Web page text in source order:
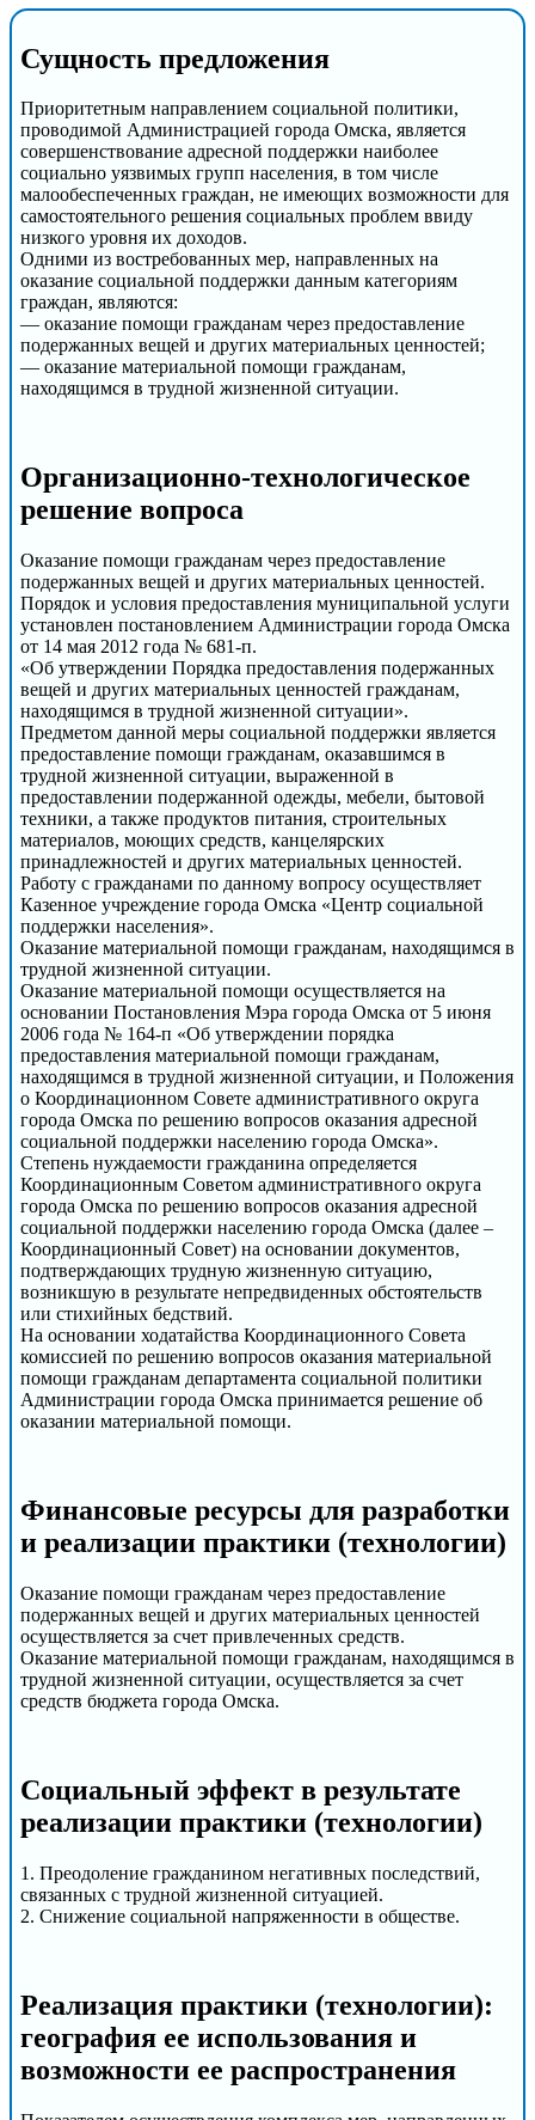
Сущность предложения
Приоритетным направлением социальной политики,
проводимой Администрацией города Омска, является
совершенствование адресной поддержки наиболее
социально уязвимых групп населения, в том числе
малообеспеченных граждан, не имеющих возможности для
самостоятельного решения социальных проблем ввиду
низкого уровня их доходов.
Одними из востребованных мер, направленных на
оказание социальной поддержки данным категориям
граждан, являются:
— оказание помощи гражданам через предоставление
подержанных вещей и других материальных ценностей;
— оказание материальной помощи гражданам,
находящимся в трудной жизненной ситуации.
Организационно-технологическое
решение вопроса
Оказание помощи гражданам через предоставление
подержанных вещей и других материальных ценностей.
Порядок и условия предоставления муниципальной услуги
установлен постановлением Администрации города Омска
от 14 мая 2012 года № 681-п.
«Об утверждении Порядка предоставления подержанных
вещей и других материальных ценностей гражданам,
находящимся в трудной жизненной ситуации».
Предметом данной меры социальной поддержки является
предоставление помощи гражданам, оказавшимся в
трудной жизненной ситуации, выраженной в
предоставлении подержанной одежды, мебели, бытовой
техники, а также продуктов питания, строительных
материалов, моющих средств, канцелярских
принадлежностей и других материальных ценностей.
Работу с гражданами по данному вопросу осуществляет
Казенное учреждение города Омска «Центр социальной
поддержки населения».
Оказание материальной помощи гражданам, находящимся в
трудной жизненной ситуации.
Оказание материальной помощи осуществляется на
основании Постановления Мэра города Омска от 5 июня
2006 года № 164-п «Об утверждении порядка
предоставления материальной помощи гражданам,
находящимся в трудной жизненной ситуации, и Положения
о Координационном Совете административного округа
города Омска по решению вопросов оказания адресной
социальной поддержки населению города Омска».
Степень нуждаемости гражданина определяется
Координационным Советом административного округа
города Омска по решению вопросов оказания адресной
социальной поддержки населению города Омска (далее –
Координационный Совет) на основании документов,
подтверждающих трудную жизненную ситуацию,
возникшую в результате непредвиденных обстоятельств
или стихийных бедствий.
На основании ходатайства Координационного Совета
комиссией по решению вопросов оказания материальной
помощи гражданам департамента социальной политики
Администрации города Омска принимается решение об
оказании материальной помощи.
Финансовые ресурсы для разработки
и реализации практики (технологии)
Оказание помощи гражданам через предоставление
подержанных вещей и других материальных ценностей
осуществляется за счет привлеченных средств.
Оказание материальной помощи гражданам, находящимся в
трудной жизненной ситуации, осуществляется за счет
средств бюджета города Омска.
Социальный эффект в результате
реализации практики (технологии)
1. Преодоление гражданином негативных последствий,
связанных с трудной жизненной ситуацией.
2. Снижение социальной напряженности в обществе.
Реализация практики (технологии):
география ее использования и
возможности ее распространения